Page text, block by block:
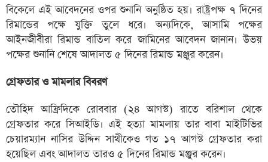
বিকেলে এই আবেদনের ওপর শুনানি অনুষ্ঠিত হয়। রাষ্ট্রপক্ষ ৭ দিনের
রিমান্ডের পক্ষে যুক্তি তুলে ধরে। অন্যদিকে, আসামি পক্ষের
আইনজীবীরা রিমান্ড বাতিল করে জামিনের আবেদন জানান। উভয়
পক্ষের শুনানি শেষে আদালত ৫ দিনের রিমান্ড মঞ্জুর করেন।
গ্রেফতার ও মামলার বিবরণ
তৌহিদ আফ্রিদিকে রোববার (২৪ আগস্ট) রাতে বরিশাল থেকে
গ্রেফতার করে সিআইডি। এই হত্যা মামলায় তার বাবা মাইটিভির
চেয়ারম্যান নাসির উদ্দিন সাথীকেও গত ১৭ আগস্ট গ্রেফতার করা
হয়েছিল এবং আদালত তারও ৫ দিনের রিমান্ড মঞ্জুর করেন।